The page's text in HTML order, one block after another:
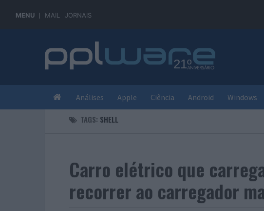
MENU MAIL JORNAIS
Análises Apple Ciência Android Windows
TAGS: SHELL
Carro elétrico que
recorrer ao carregador